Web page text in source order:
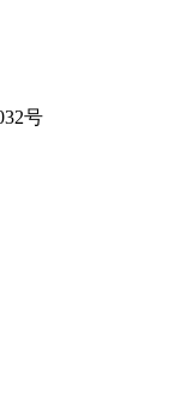
号